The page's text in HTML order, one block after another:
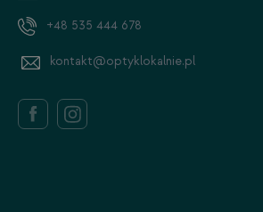
+48 535 444 678
kontakt@optyklokalnie.pl